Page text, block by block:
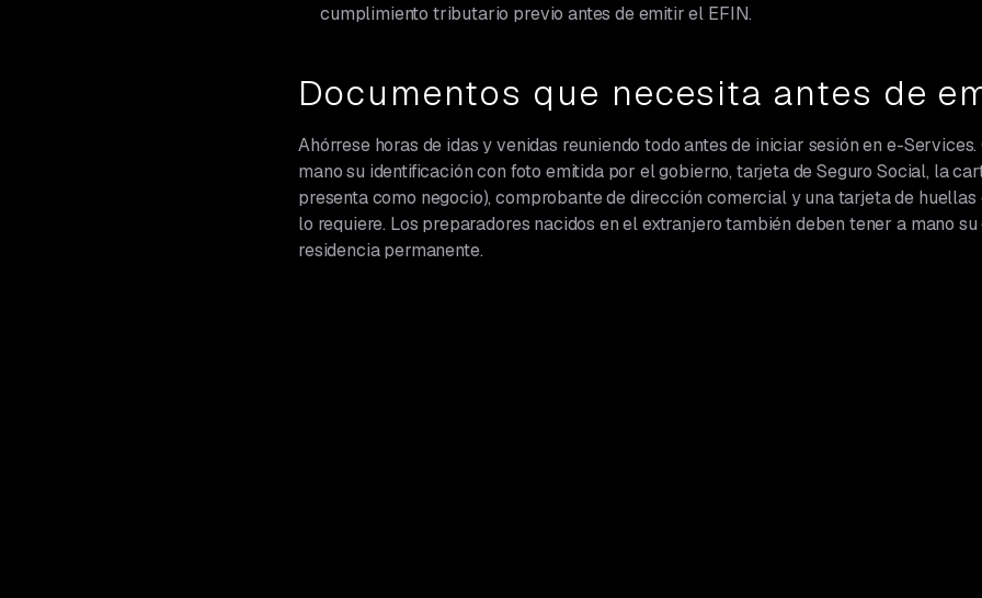
cumplimiento tributario previo antes de emitir el EFIN.
Documentos que necesita antes de
Ahórrese horas de idas y venidas reuniendo todo antes de iniciar sesión en e-
mano su identificación con foto emitida por el gobierno, tarjeta de Seguro Social, la
presenta como negocio), comprobante de dirección comercial y una tarjeta de
lo requiere. Los preparadores nacidos en el extranjero también deben tener a mano
residencia permanente.